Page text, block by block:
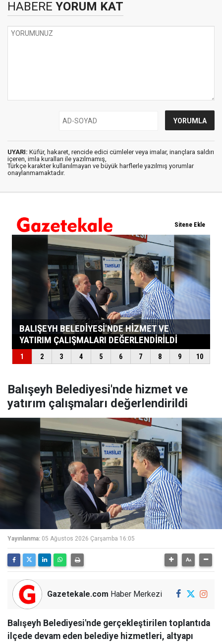
HABERE YORUM KAT
UYARI: Küfür, hakaret, rencide edici cümleler veya imalar, inançlara saldırı
içeren, imla kuralları ile yazılmamış,
Türkçe karakter kullanılmayan ve büyük harflerle yazılmış yorumlar
onaylanmamaktadır.
Balışeyh Belediyesi'nde hizmet ve
yatırım çalışmaları değerlendirildi
Yayınlanma: 05 Ağustos 2026 Çarşamba 16:05
Gazetekale.com Haber Merkezi
Balışeyh Belediyesi'nde gerçekleştirilen toplantıda
ilçede devam eden belediye hizmetleri, altyapı